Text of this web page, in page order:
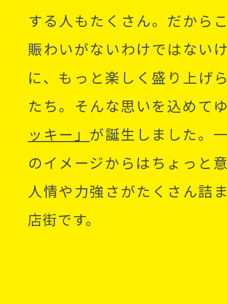
する人もたくさん。だから
賑わいがないわけではない
に、もっと楽しく盛り上げ
たち。そんな思いを込めて
ッキー」 が誕生しました。
のイメージからはちょっと
人情や力強さがたくさん詰
店街です。